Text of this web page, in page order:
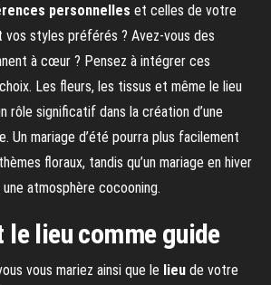
personnelles et celles de votre
vos styles préférés ? Avez-vous des
à cœur ? Pensez à intégrer ces
Les fleurs, les tissus et même le lieu
rôle significatif dans la création d’une
Un mariage d’été pourra plus facilement
floraux, tandis qu’un mariage en hiver
atmosphère cocooning.
le lieu comme guide
vous mariez ainsi que le lieu de votre